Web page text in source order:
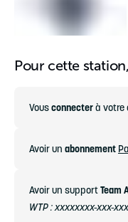
Pour cette
Vousconnecterà votre
Avoir un abonnement
Avoir un supportTeam
WTP : xxxxxxxx-xxx-xxx